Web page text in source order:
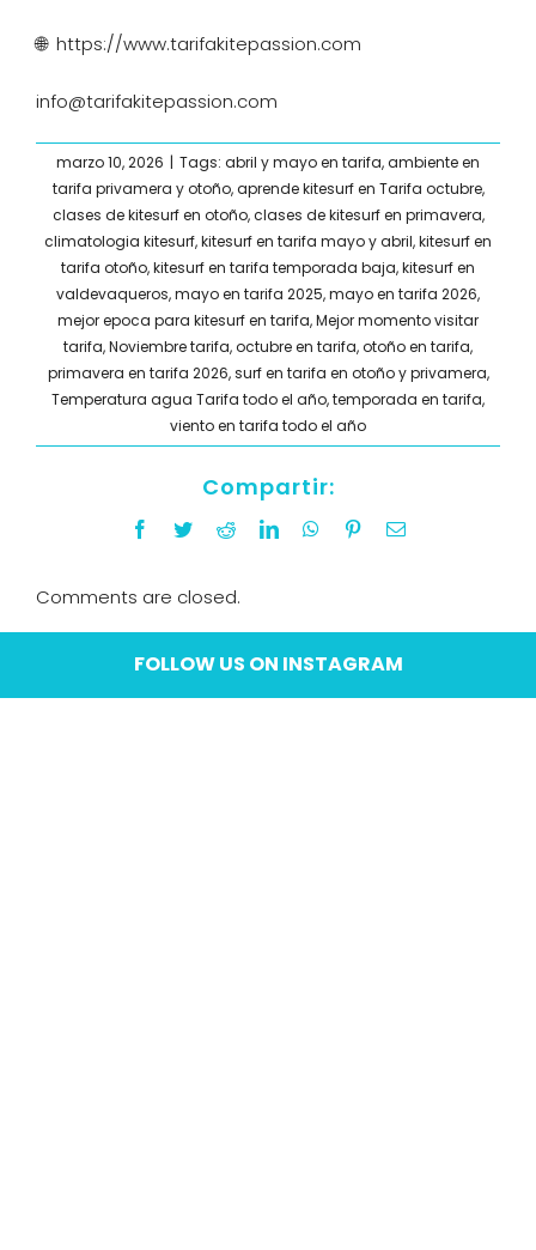
🌐 https://www.tarifakitepassion.com
info@tarifakitepassion.com
marzo 10, 2026 | Tags: abril y mayo en tarifa,ambiente en
tarifa privamera y otoño,aprende kitesurf en Tarifa octubre,
clases de kitesurf en otoño,clases de kitesurf en primavera,
climatologia kitesurf,kitesurf en tarifa mayo y abril,kitesurf en
tarifa otoño,kitesurf en tarifa temporada baja,kitesurf en
valdevaqueros,mayo en tarifa 2025,mayo en tarifa 2026,
mejor epoca para kitesurf en tarifa,Mejor momento visitar
tarifa,Noviembre tarifa,octubre en tarifa,otoño en tarifa,
primavera en tarifa 2026,surf en tarifa en otoño y privamera,
Temperatura agua Tarifa todo el año,temporada en tarifa,
viento en tarifa todo el año
Compartir:
Facebook
TwitterRedditLinkedInWhatsApp
PinterestEmail
Comments are closed.
FOLLOW US ON INSTAGRAM